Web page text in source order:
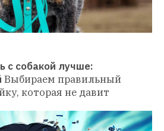
с собакой лучше:
Выбираем правильный
которая не давит